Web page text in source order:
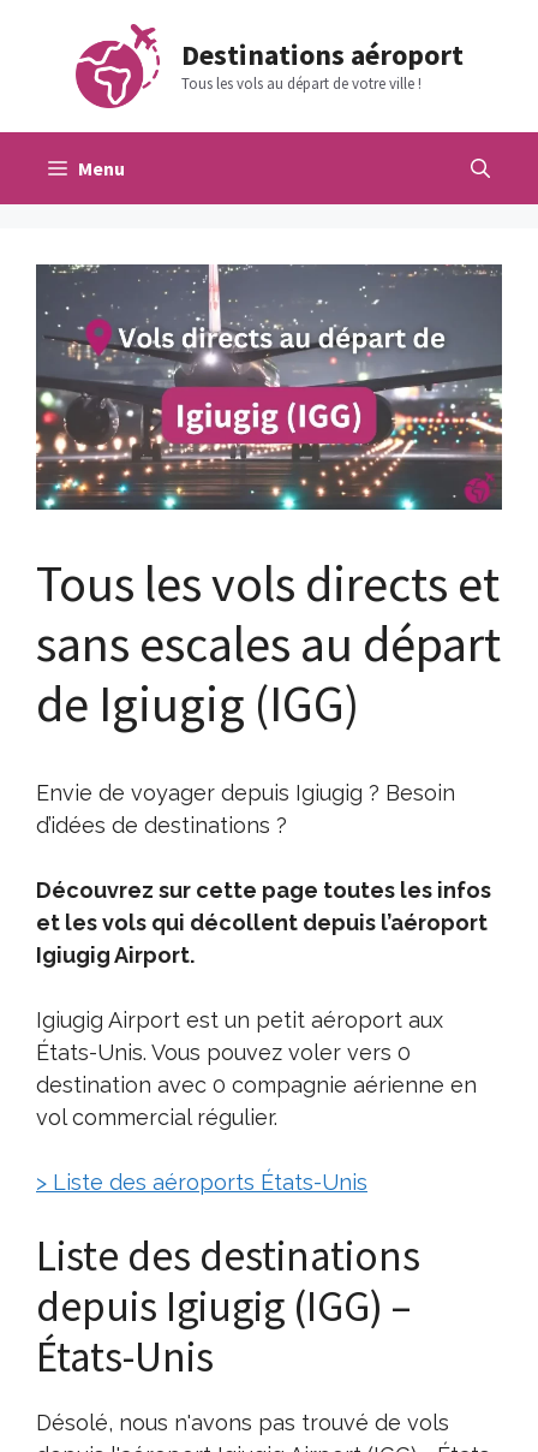
contenu
Destinations aéroport
Tous les vols au départ de votre ville !
Menu
Tous les vols directs et
sans escales au départ
de Igiugig (IGG)
Envie de voyager depuis Igiugig ? Besoin
d’idées de destinations ?
Découvrez sur cette page toutes les infos
et les vols qui décollent depuis l’aéroport
Igiugig Airport.
Igiugig Airport est un petit aéroport aux
États-Unis. Vous pouvez voler vers 0
destination avec 0 compagnie aérienne en
vol commercial régulier.
> Liste des aéroports États-Unis
Liste des destinations
depuis Igiugig (IGG) –
États-Unis
Désolé, nous n'avons pas trouvé de vols